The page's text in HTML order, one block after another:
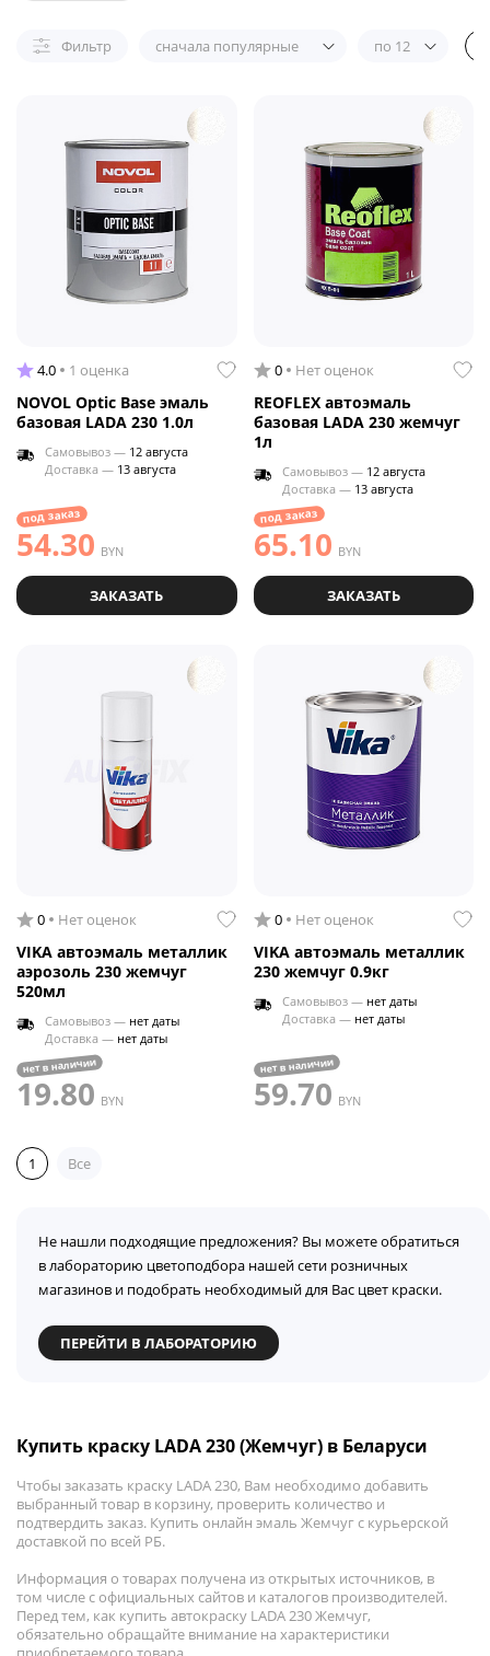
Фильтр сначала популярные по 12
4.0 1 оценка
NOVOL Optic Base эмаль
базовая LADA 230 1.0л
Самовывоз — 12 августа
Доставка — 13 августа
под заказ
54.30 BYN
ЗАКАЗАТЬ
0 Нет оценок
REOFLEX автоэмаль
базовая LADA 230 жемчуг
1л
Самовывоз — 12 августа
Доставка — 13 августа
под заказ
65.10 BYN
ЗАКАЗАТЬ
0 Нет оценок
VIKA автоэмаль металлик
аэрозоль 230 жемчуг
520мл
Самовывоз — нет даты
Доставка — нет даты
нет в наличии
19.80 BYN
0 Нет оценок
VIKA автоэмаль металлик
230 жемчуг 0.9кг
Самовывоз — нет даты
Доставка — нет даты
нет в наличии
59.70 BYN
1 Все
Не нашли подходящие предложения? Вы можете обратиться
в лабораторию цветоподбора нашей сети розничных
магазинов и подобрать необходимый для Вас цвет краски.
ПЕРЕЙТИ В ЛАБОРАТОРИЮ
Купить краску LADA 230 (Жемчуг) в Беларуси
Чтобы заказать краску LADA 230, Вам необходимо добавить
выбранный товар в корзину, проверить количество и
подтвердить заказ. Купить онлайн эмаль Жемчуг с курьерской
доставкой по всей РБ.
Информация о товарах получена из открытых источников, в
том числе с официальных сайтов и каталогов производителей.
Перед тем, как купить автокраску LADA 230 Жемчуг,
обязательно обращайте внимание на характеристики